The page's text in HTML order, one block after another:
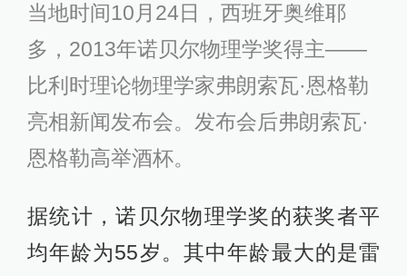
当地时间10月24日，西班牙奥维耶
多，2013年诺贝尔物理学奖得主——
比利时理论物理学家弗朗索瓦·恩格勒
亮相新闻发布会。发布会后弗朗索瓦·
恩格勒高举酒杯。
据统计，诺贝尔物理学奖的获奖者平
均年龄为55岁。其中年龄最大的是雷